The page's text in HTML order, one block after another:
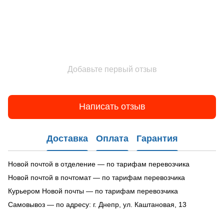
Добавьте первый отзыв
Написать отзыв
Доставка Оплата Гарантия
Новой почтой в отделение — по тарифам перевозчика
Новой почтой в почтомат — по тарифам перевозчика
Курьером Новой почты — по тарифам перевозчика
Самовывоз — по адресу: г. Днепр, ул. Каштановая, 13